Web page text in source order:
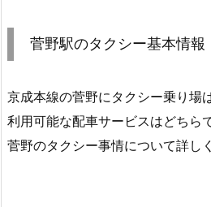
菅野駅のタクシー基本情報
京成本線の菅野にタクシー乗り場
利用可能な配車サービスはどちら
菅野のタクシー事情について詳し